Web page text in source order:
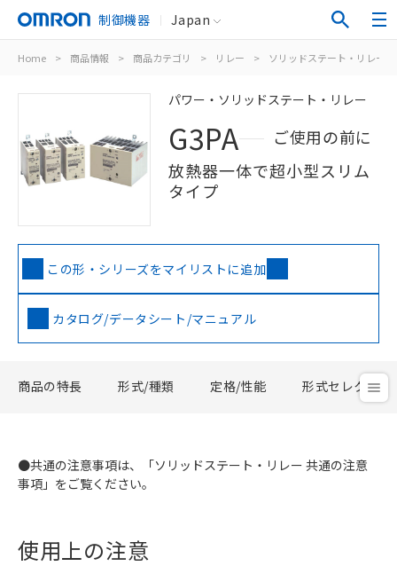
制御機器 Japan
Home > 商品情報 > 商品カテゴリ > リレー > ソリッドステート・リレー
パワー・ソリッドステート・リレー
G3PA
ご使用の前に
放熱器一体で超小型スリム
タイプ
この形・シリーズをマイリストに追加
カタログ/データシート/マニュアル
商品の特長 形式/種類 定格/性能 形式セレクタ
●共通の注意事項は、「ソリッドステート・リレー 共通の注意
事項」をご覧ください。
使用上の注意